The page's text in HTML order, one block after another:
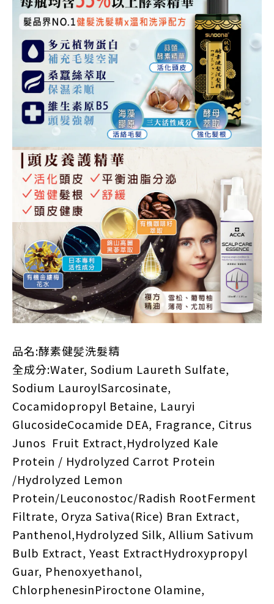
品名:酵素健髪洗髮精
全成分:Water, Sodium Laureth Sulfate,
Sodium LauroylSarcosinate,
Cocamidopropyl Betaine, Lauryi
GlucosideCocamide DEA, Fragrance, Citrus
Junos Fruit Extract,Hydrolyzed Kale
Protein / Hydrolyzed Carrot Protein
/Hydrolyzed Lemon
Protein/Leuconostoc/Radish RootFerment
Filtrate, Oryza Sativa(Rice) Bran Extract,
Panthenol,Hydrolyzed Silk, Allium Sativum
Bulb Extract, Yeast ExtractHydroxypropyl
Guar, Phenoxyethanol,
ChlorphenesinPiroctone Olamine,